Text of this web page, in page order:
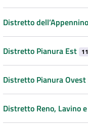
Distretto
Distretto Pianura Est 11
Distretto Pianura Ovest
Distretto Reno, Lavino